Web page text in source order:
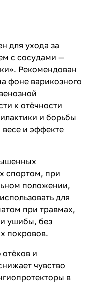
для ухода за
с сосудами —
Рекомендован
фоне варикозного
к отёчности
и борьбы
и эффекте
спортом, при
положении,
для
при травмах,
ушибы, без
покровов.
и
чувство
в